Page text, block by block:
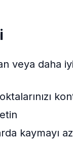
veya daha
kaymayı